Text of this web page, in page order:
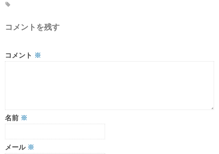
コメントを残す
コメント ※
名前 ※
メール ※